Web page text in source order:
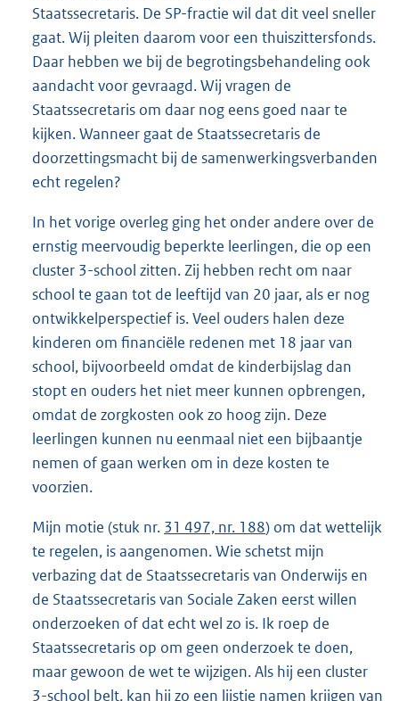
Staatssecretaris. De SP-fractie wil dat dit veel sneller
gaat. Wij pleiten daarom voor een thuiszittersfonds.
Daar hebben we bij de begrotingsbehandeling ook
aandacht voor gevraagd. Wij vragen de
Staatssecretaris om daar nog eens goed naar te
kijken. Wanneer gaat de Staatssecretaris de
doorzettingsmacht bij de samenwerkingsverbanden
echt regelen?
In het vorige overleg ging het onder andere over de
ernstig meervoudig beperkte leerlingen, die op een
cluster 3-school zitten. Zij hebben recht om naar
school te gaan tot de leeftijd van 20 jaar, als er nog
ontwikkelperspectief is. Veel ouders halen deze
kinderen om financiële redenen met 18 jaar van
school, bijvoorbeeld omdat de kinderbijslag dan
stopt en ouders het niet meer kunnen opbrengen,
omdat de zorgkosten ook zo hoog zijn. Deze
leerlingen kunnen nu eenmaal niet een bijbaantje
nemen of gaan werken om in deze kosten te
voorzien.
Mijn motie (stuk nr. 31 497, nr. 188) om dat wettelijk
te regelen, is aangenomen. Wie schetst mijn
verbazing dat de Staatssecretaris van Onderwijs en
de Staatssecretaris van Sociale Zaken eerst willen
onderzoeken of dat echt wel zo is. Ik roep de
Staatssecretaris op om geen onderzoek te doen,
maar gewoon de wet te wijzigen. Als hij een cluster
3-school belt, kan hij zo een lijstje namen krijgen van